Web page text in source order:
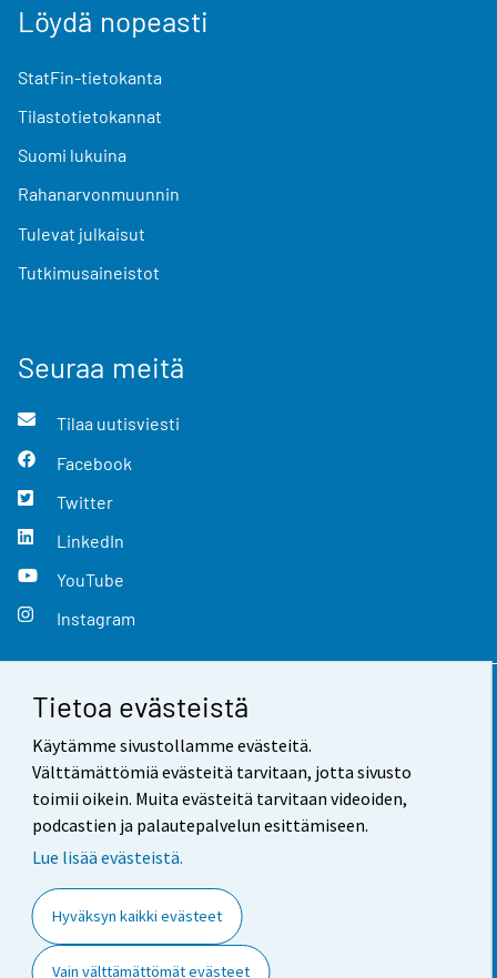
Tietoa evästeistä
Käytämme sivustollamme evästeitä.
Välttämättömiä evästeitä tarvitaan, jotta sivusto
toimii oikein. Muita evästeitä tarvitaan videoiden,
podcastien ja palautepalvelun esittämiseen.
Lue lisää evästeistä.
Hyväksyn kaikki evästeet
Vain välttämättömät evästeet
Löydä nopeasti
StatFin-tietokanta
Tilastotietokannat
Suomi lukuina
Rahanarvonmuunnin
Tulevat julkaisut
Tutkimusaineistot
Seuraa meitä
Tilaa uutisviesti
Facebook
Twitter
LinkedIn
YouTube
Instagram
Yhteystiedot
Palaute
Käyttöehdot
Saavutettavuus
Tietoa sivustosta